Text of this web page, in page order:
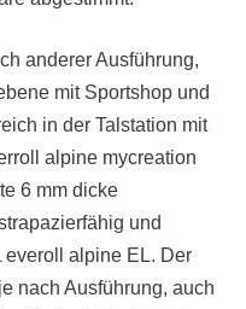
anderer Ausführung,
mit Sportshop und
in der Talstation mit
alpine mycreation
6 mm dicke
und
everoll alpine EL. Der
nach Ausführung, auch